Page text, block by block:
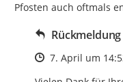
Pfosten auch oftmals
Rückmeldung
Zeitpunkt des
7. April um